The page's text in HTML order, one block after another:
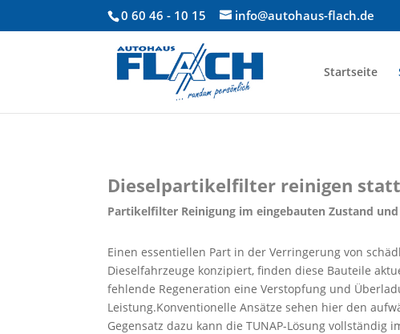
0 60 46 - 10 15 info@autohaus-flach.de
Startseite
Dieselpartikelfilter reinigen
Partikelfilter Reinigung im eingebauten Zustand
Einen essentiellen Part in der Verringerung von
Dieselfahrzeuge konzipiert, finden diese Bauteile
fehlende Regeneration eine Verstopfung und
Leistung.Konventionelle Ansätze sehen hier den
Gegensatz dazu kann die TUNAP-Lösung